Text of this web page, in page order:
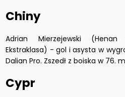
Chiny
Adrian Mierzejewski
Ekstraklasa) - gol i asysta w
Dalian Pro. Zszedł z boiska w 76.
Cypr